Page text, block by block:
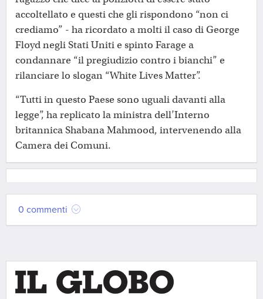
accoltellato e questi che gli rispondono “non ci
crediamo” - ha ricordato a molti il caso di George
Floyd negli Stati Uniti e spinto Farage a
condannare “il pregiudizio contro i bianchi” e
rilanciare lo slogan “White Lives Matter”.
“Tutti in questo Paese sono uguali davanti alla
legge”, ha replicato la ministra dell’Interno
britannica Shabana Mahmood, intervenendo alla
Camera dei Comuni.
0 commenti